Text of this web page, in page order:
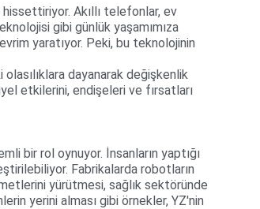
hissettiriyor. Akıllı telefonlar, ev
gibi günlük yaşamımıza
yaratıyor. Peki, bu teknolojinin
dayanarak değişkenlik
etkilerini, endişeleri ve fırsatları
bir rol oynuyor. İnsanların yaptığı
Fabrikalarda robotların
yürütmesi, sağlık sektöründe
yerini alması gibi örnekler, YZ'nin